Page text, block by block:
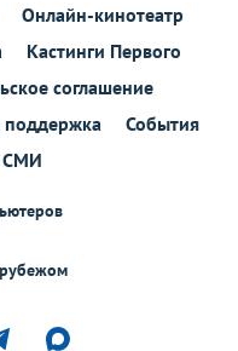
Онлайн-кинотеатр
Кастинги Первого
соглашение
поддержка
События
СМИ